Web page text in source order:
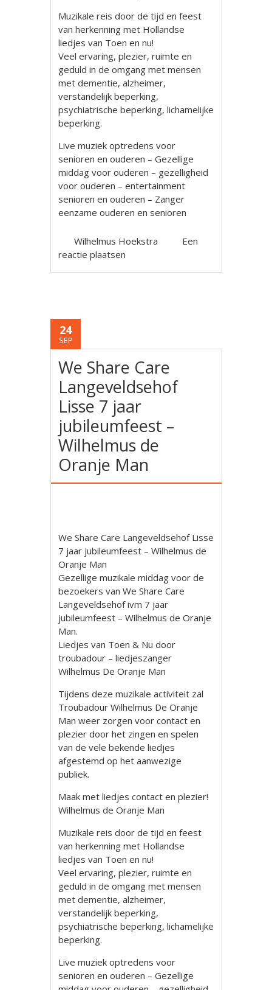
Muzikale reis door de tijd en feest
van herkenning met Hollandse
liedjes van Toen en nu!
Veel ervaring, plezier, ruimte en
geduld in de omgang met mensen
met dementie, alzheimer,
verstandelijk beperking,
psychiatrische beperking, lichamelijke
beperking.
Live muziek optredens voor
senioren en ouderen – Gezellige
middag voor ouderen – gezelligheid
voor ouderen – entertainment
senioren en ouderen – Zanger
eenzame ouderen en senioren
Wilhelmus Hoekstra
Een
reactie plaatsen
24
SEP
We Share Care
Langeveldsehof
Lisse 7 jaar
jubileumfeest –
Wilhelmus de
Oranje Man
We Share Care Langeveldsehof Lisse
7 jaar jubileumfeest – Wilhelmus de
Oranje Man
Gezellige muzikale middag voor de
bezoekers van We Share Care
Langeveldsehof ivm 7 jaar
jubileumfeest – Wilhelmus de Oranje
Man.
Liedjes van Toen & Nu door
troubadour – liedjeszanger
Wilhelmus De Oranje Man
Tijdens deze muzikale activiteit zal
Troubadour Wilhelmus De Oranje
Man weer zorgen voor contact en
plezier door het zingen en spelen
van de vele bekende liedjes
afgestemd op het aanwezige
publiek.
Maak met liedjes contact en plezier!
Wilhelmus de Oranje Man
Muzikale reis door de tijd en feest
van herkenning met Hollandse
liedjes van Toen en nu!
Veel ervaring, plezier, ruimte en
geduld in de omgang met mensen
met dementie, alzheimer,
verstandelijk beperking,
psychiatrische beperking, lichamelijke
beperking.
Live muziek optredens voor
senioren en ouderen – Gezellige